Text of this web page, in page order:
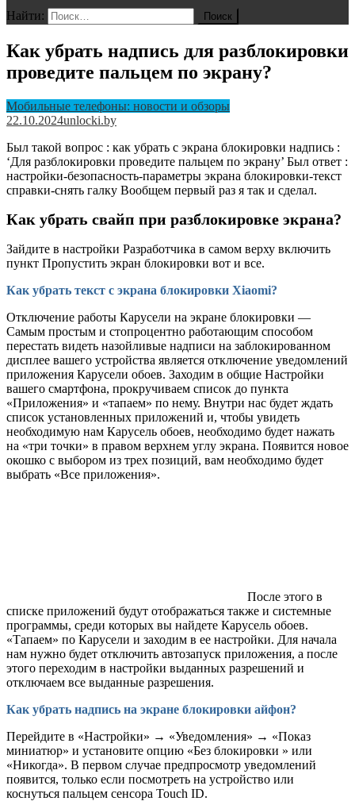
Найти:
Как убрать надпись для разблокировки
проведите пальцем по экрану?
Мобильные телефоны: новости и обзоры
22.10.2024unlocki.by
Был такой вопрос : как убрать с экрана блокировки надпись :
‘Для разблокировки проведите пальцем по экрану’ Был ответ :
настройки-безопасность-параметры экрана блокировки-текст
справки-снять галку Вообщем первый раз я так и сделал.
Как убрать свайп при разблокировке экрана?
Зайдите в настройки Разработчика в самом верху включить
пункт Пропустить экран блокировки вот и все.
Как убрать текст с экрана блокировки Xiaomi?
Отключение работы Карусели на экране блокировки —
Самым простым и стопроцентно работающим способом
перестать видеть назойливые надписи на заблокированном
дисплее вашего устройства является отключение уведомлений
приложения Карусели обоев. Заходим в общие Настройки
вашего смартфона, прокручиваем список до пункта
«Приложения» и «тапаем» по нему. Внутри нас будет ждать
список установленных приложений и, чтобы увидеть
необходимую нам Карусель обоев, необходимо будет нажать
на «три точки» в правом верхнем углу экрана. Появится новое
окошко с выбором из трех позиций, вам необходимо будет
выбрать «Все приложения».
После этого в
списке приложений будут отображаться также и системные
программы, среди которых вы найдете Карусель обоев.
«Тапаем» по Карусели и заходим в ее настройки. Для начала
нам нужно будет отключить автозапуск приложения, а после
этого переходим в настройки выданных разрешений и
отключаем все выданные разрешения.
Как убрать надпись на экране блокировки айфон?
Перейдите в «Настройки» → «Уведомления» → «Показ
миниатюр» и установите опцию «Без блокировки » или
«Никогда». В первом случае предпросмотр уведомлений
появится, только если посмотреть на устройство или
коснуться пальцем сенсора Touch ID.